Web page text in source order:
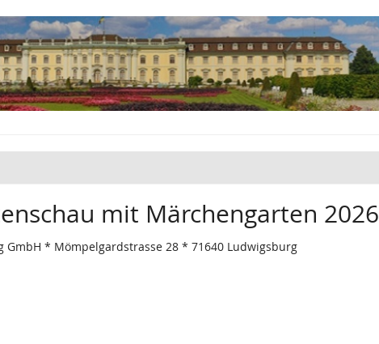
mit Märchengarten 2026
GmbH * Mömpelgardstrasse 28 * 71640 Ludwigsburg